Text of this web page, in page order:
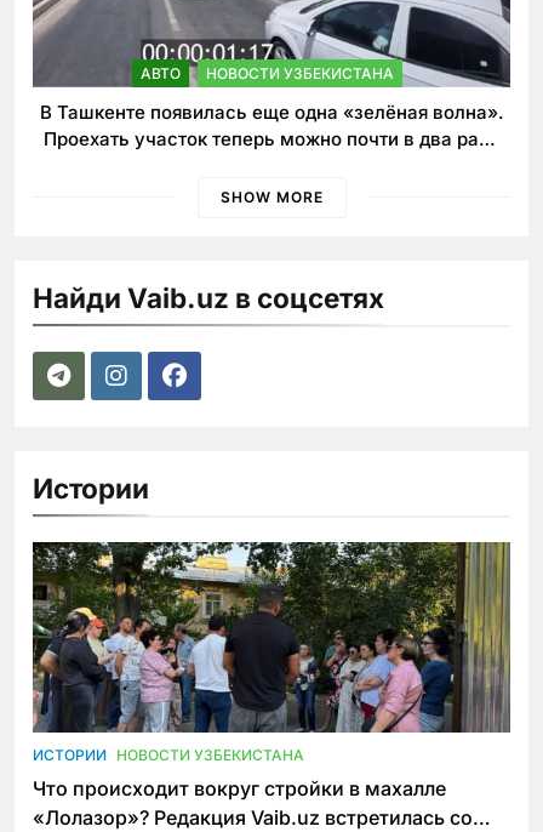
АВТО НОВОСТИ УЗБЕКИСТАНА
В Ташкенте появилась еще одна «зелёная волна».
Проехать участок теперь можно почти в два раза
SHOW MORE
Найди Vaib.uz в соцсетях
Истории
ИСТОРИИ НОВОСТИ УЗБЕКИСТАНА
Что происходит вокруг стройки в махалле
«Лолазор»? Редакция Vaib.uz встретилась со